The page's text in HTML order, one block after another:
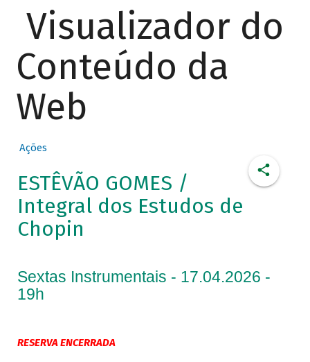
Visualizador do
Conteúdo da
Web
Ações
ESTÊVÃO GOMES /
Integral dos Estudos de
Chopin
Sextas Instrumentais - 17.04.2026 -
19h
RESERVA ENCERRADA